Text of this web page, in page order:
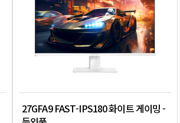
27GFA9 FAST-IPS180 화이트 게이밍 -